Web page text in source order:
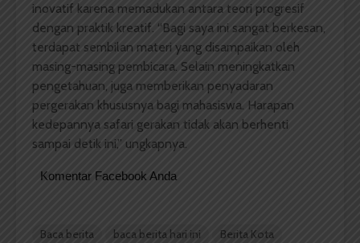
inovatif karena memadukan antara teori progresif
dengan praktik kreatif. “Bagi saya ini sangat berkesan,
terdapat sembilan materi yang disampaikan oleh
masing-masing pembicara. Selain meningkatkan
pengetahuan, juga memberikan penyadaran
pergerakan khususnya bagi mahasiswa. Harapan
kedepannya safari gerakan tidak akan berhenti
sampai detik ini,” ungkapnya.
Komentar Facebook Anda
Baca berita baca berita hari ini
Berita Kota